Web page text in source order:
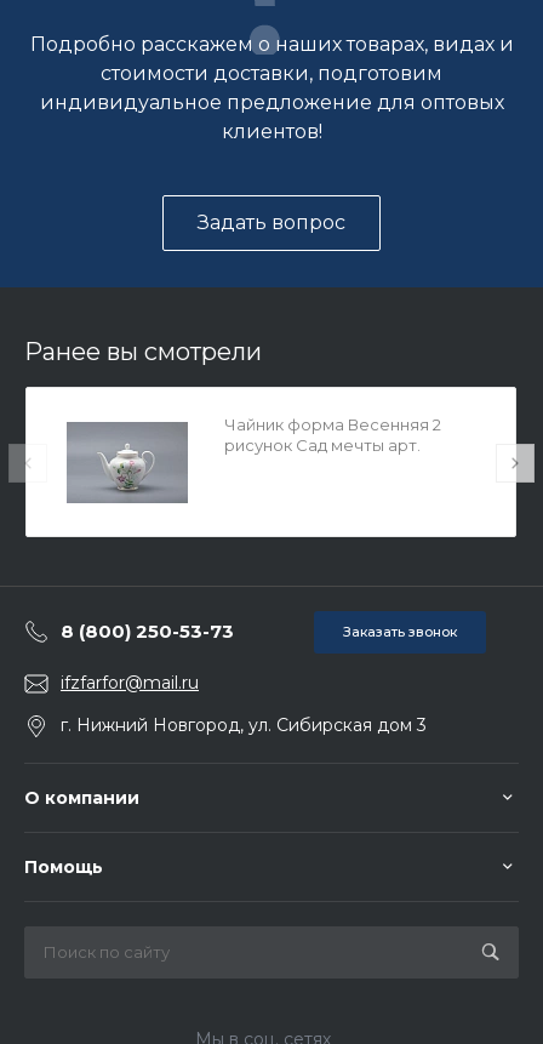
Подробно расскажем о наших товарах, видах и
стоимости доставки, подготовим
индивидуальное предложение для оптовых
клиентов!
Задать вопрос
Ранее вы смотрели
Чайник форма Весенняя 2
рисунок Сад мечты арт.
8 (800) 250-53-73 Заказать звонок
ifzfarfor@mail.ru
г. Нижний Новгород, ул. Сибирская дом 3
О компании
Помощь
Мы в соц. сетях